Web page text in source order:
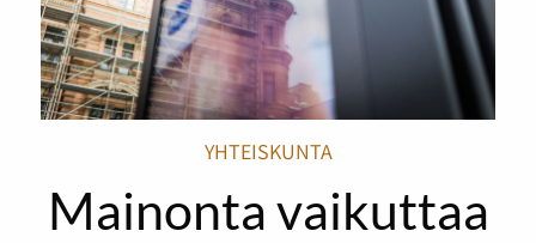
YHTEISKUNTA
Mainonta vaikuttaa